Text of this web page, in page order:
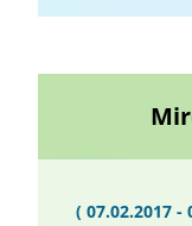
( 07.02.2017 -